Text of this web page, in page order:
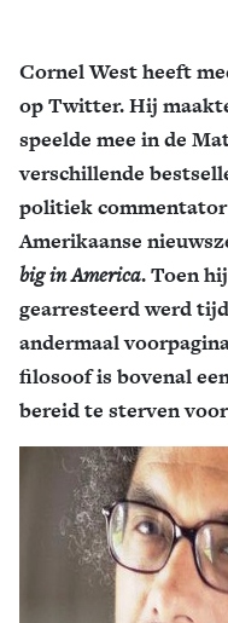
Cornel West heeft
op Twitter. Hij
speelde mee in de
verschillende
politiek
Amerikaanse
big in America. Toen
gearresteerd werd
andermaal
filosoof is bovenal
bereid te sterven